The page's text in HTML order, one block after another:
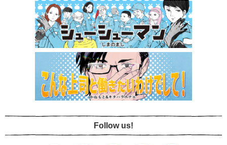
Follow us!